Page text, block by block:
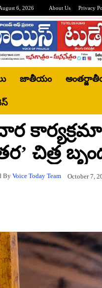
6, 2026 About Us Privacy
జాతీయం
చిత్ర
ByVoice Today Team October 7,